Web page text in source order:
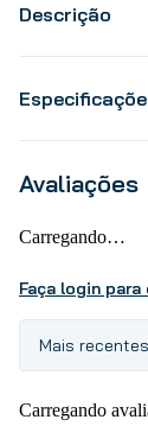
Descrição
Avaliações
Carregando…
Faça login
Mais recentes
Carregando